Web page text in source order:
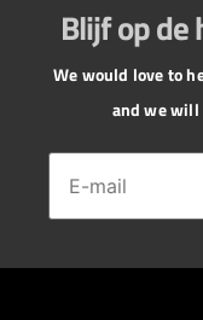
Blijf op de
We would love to
and we